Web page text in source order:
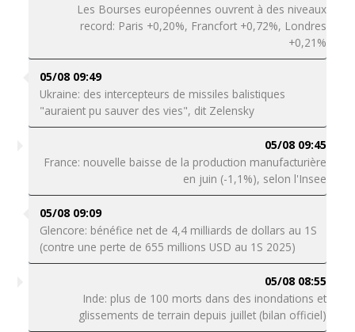
Les Bourses européennes ouvrent à des niveaux
record: Paris +0,20%, Francfort +0,72%, Londres
+0,21%
05/08 09:49
Ukraine: des intercepteurs de missiles balistiques
"auraient pu sauver des vies", dit Zelensky
05/08 09:45
France: nouvelle baisse de la production manufacturière
en juin (-1,1%), selon l'Insee
05/08 09:09
Glencore: bénéfice net de 4,4 milliards de dollars au 1S
(contre une perte de 655 millions USD au 1S 2025)
05/08 08:55
Inde: plus de 100 morts dans des inondations et
glissements de terrain depuis juillet (bilan officiel)